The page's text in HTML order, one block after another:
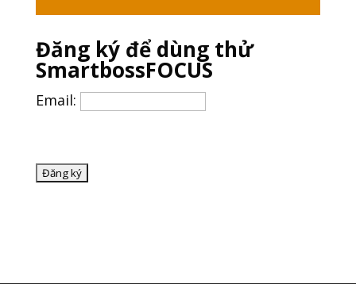
Đăng ký để dùng thử
SmartbossFOCUS
Email: